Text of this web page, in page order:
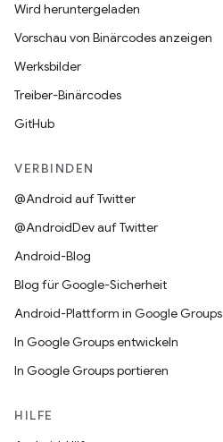
Wird heruntergeladen
Vorschau von Binärcodes anzeigen
Werksbilder
Treiber-Binärcodes
GitHub
VERBINDEN
@Android auf Twitter
@AndroidDev auf Twitter
Android-Blog
Blog für Google-Sicherheit
Android-Plattform in Google Groups
In Google Groups entwickeln
In Google Groups portieren
HILFE